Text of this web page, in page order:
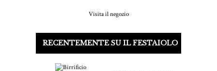
Visita il negozio
RECENTEMENTE SU IL FESTAIOLO